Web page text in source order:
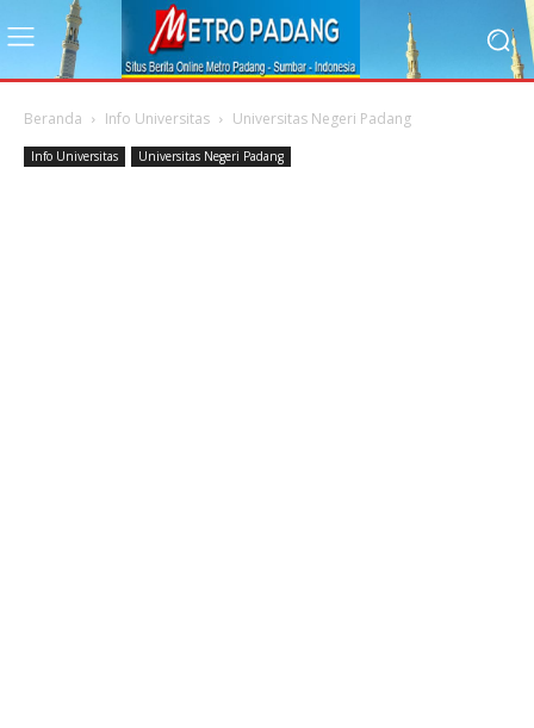
Beranda Info Universitas Universitas Negeri Padang
Info Universitas Universitas Negeri Padang